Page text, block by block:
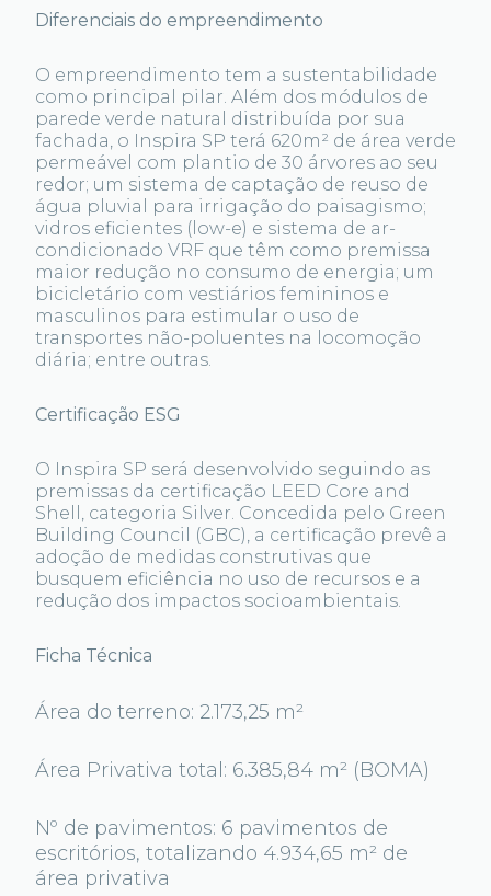
Diferenciais do empreendimento
O empreendimento tem a sustentabilidade
como principal pilar. Além dos módulos de
parede verde natural distribuída por sua
fachada, o Inspira SP terá 620m² de área verde
permeável com plantio de 30 árvores ao seu
redor; um sistema de captação de reuso de
água pluvial para irrigação do paisagismo;
vidros eficientes (low-e) e sistema de ar-
condicionado VRF que têm como premissa
maior redução no consumo de energia; um
bicicletário com vestiários femininos e
masculinos para estimular o uso de
transportes não-poluentes na locomoção
diária; entre outras.
Certificação ESG
O Inspira SP será desenvolvido seguindo as
premissas da certificação LEED Core and
Shell, categoria Silver. Concedida pelo Green
Building Council (GBC), a certificação prevê a
adoção de medidas construtivas que
busquem eficiência no uso de recursos e a
redução dos impactos socioambientais.
Ficha Técnica
Área do terreno: 2.173,25 m²
Área Privativa total: 6.385,84 m² (BOMA)
Nº de pavimentos: 6 pavimentos de
escritórios, totalizando 4.934,65 m² de
área privativa